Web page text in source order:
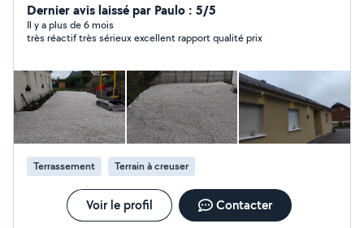
Dernier avis laissé par Paulo : 5/5
Il y a plus de 6 mois
très réactif très sérieux excellent rapport qualité prix
Terrassement Terrain à creuser
Voir le profil Contacter